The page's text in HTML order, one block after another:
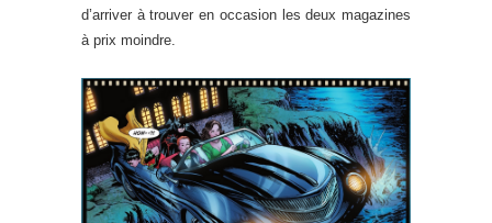
d’arriver à trouver en occasion les deux magazines
à prix moindre.